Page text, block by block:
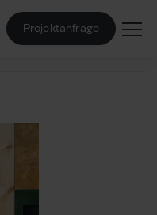
Projektanfrage